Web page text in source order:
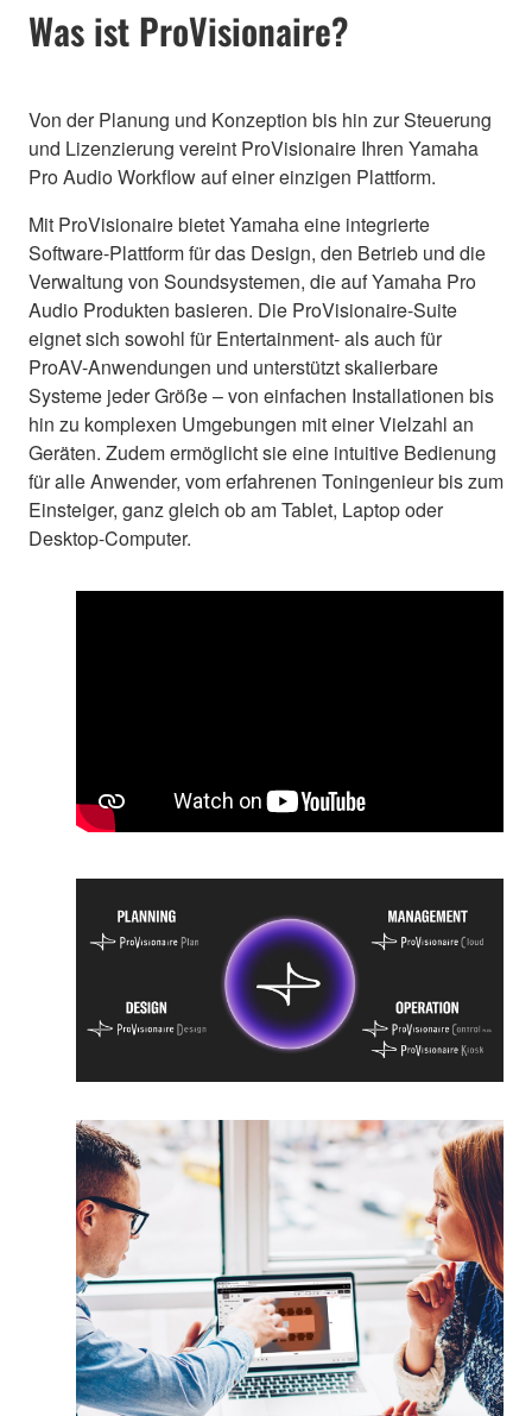
Was ist ProVisionaire?
Von der Planung und Konzeption bis hin zur Steuerung
und Lizenzierung vereint ProVisionaire Ihren Yamaha
Pro Audio Workflow auf einer einzigen Plattform.
Mit ProVisionaire bietet Yamaha eine integrierte
Software-Plattform für das Design, den Betrieb und die
Verwaltung von Soundsystemen, die auf Yamaha Pro
Audio Produkten basieren. Die ProVisionaire-Suite
eignet sich sowohl für Entertainment- als auch für
ProAV-Anwendungen und unterstützt skalierbare
Systeme jeder Größe – von einfachen Installationen bis
hin zu komplexen Umgebungen mit einer Vielzahl an
Geräten. Zudem ermöglicht sie eine intuitive Bedienung
für alle Anwender, vom erfahrenen Toningenieur bis zum
Einsteiger, ganz gleich ob am Tablet, Laptop oder
Desktop-Computer.